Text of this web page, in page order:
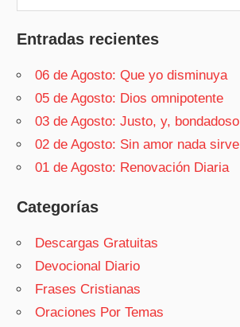
Entradas recientes
06 de Agosto: Que yo disminuya
05 de Agosto: Dios omnipotente
03 de Agosto: Justo, y, bondadoso
02 de Agosto: Sin amor nada sirve
01 de Agosto: Renovación Diaria
Categorías
Descargas Gratuitas
Devocional Diario
Frases Cristianas
Oraciones Por Temas